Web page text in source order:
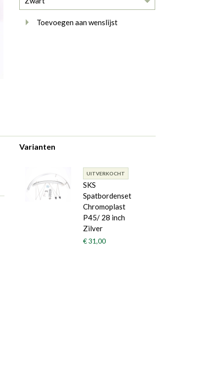
Toevoegen aan wenslijst
Varianten
UITVERKOCHT
SKS
Spatbordenset
Chromoplast
P45/ 28 inch
Zilver
€ 31,00